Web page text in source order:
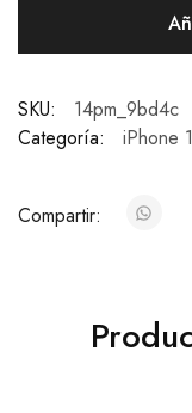
SKU:
14pm_9bd4c
Categoría:
iPhone
Compartir: